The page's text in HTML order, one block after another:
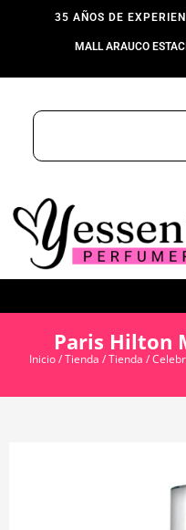
35 AÑOS DE
MALL ARAUCO
Paris Hilton
Inicio/Tienda /Tienda /